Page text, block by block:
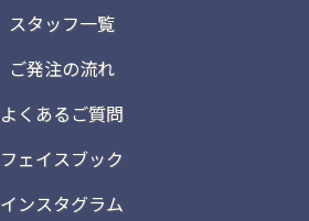
スタッフ一覧
ご発注の流れ
よくあるご質問
フェイスブック
インスタグラム